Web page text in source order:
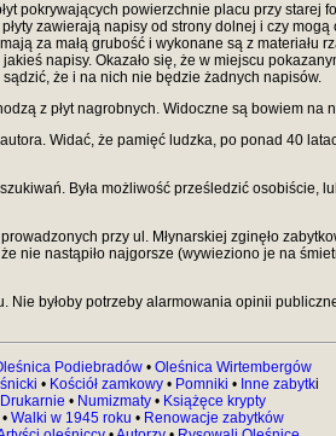
pokrywających powierzchnie placu przy starej
zawierają napisy od strony dolnej i czy mogą
za małą grubość i wykonane są z materiału
napisy. Okazało się, że w miejscu
że i na nich nie będzie żadnych napisów.
z płyt nagrobnych. Widoczne są bowiem
Widać, że pamięć ludzka, po ponad 40
Była możliwość prześledzić osobiście,
przy ul. Młynarskiej zginęło
nie nastąpiło najgorsze (wywieziono je na
Nie byłoby potrzeby alarmowania opinii
Podiebradów • Oleśnica Wirtembergów
•Kościół zamkowy •Pomniki •Inne zabytki
Drukarnie • Numizmaty• Książęce krypty
• Walki w 1945 roku • Renowacje zabytków